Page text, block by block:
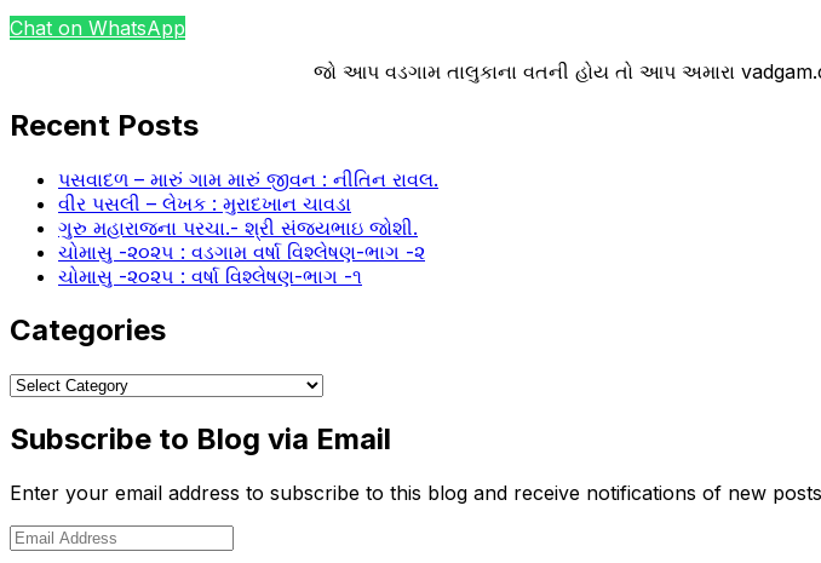
Chat on WhatsApp
જો આપ વડગામ તાલુકાના વતની હોય તો આપ અમારા
Recent Posts
પસવાદળ – મારું ગામ મારું જીવન : નીતિન રાવલ.
વીર પસલી – લેખક : મુરાદખાન ચાવડા
ગુરુ મહારાજના પરચા.- શ્રી સંજયભાઇ જોશી.
ચોમાસુ -૨૦૨૫ : વડગામ વર્ષા વિશ્લેષણ-ભાગ -૨
ચોમાસુ -૨૦૨૫ : વર્ષા વિશ્લેષણ-ભાગ -૧
Categories
Categories
Subscribe to Blog via Email
Enter your email address to subscribe to this blog and receive notifications of new
Email